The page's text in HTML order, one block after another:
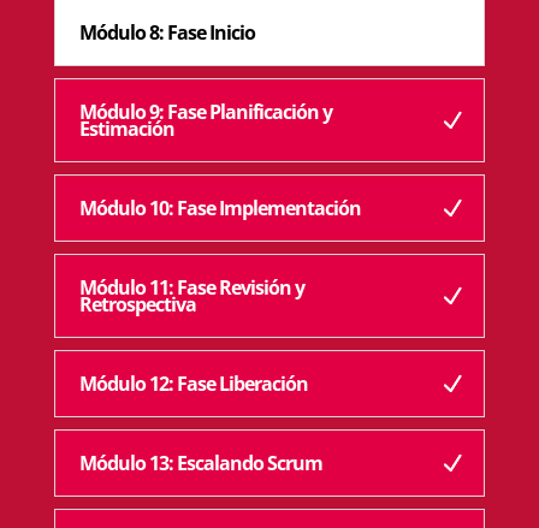
Módulo 8: Fase Inicio
Módulo 9: Fase Planificación y
Estimación
Módulo 10: Fase Implementación
Módulo 11: Fase Revisión y
Retrospectiva
Módulo 12: Fase Liberación
Módulo 13: Escalando Scrum